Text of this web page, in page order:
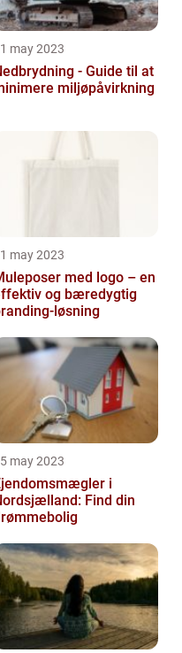
may 2023
- Guide til at
miljøpåvirkning
may 2023
med logo – en
og bæredygtig
løsning
may 2023
i
Find din